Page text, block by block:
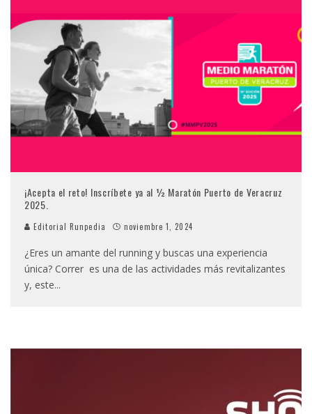
¡Acepta el reto! Inscríbete ya al ½ Maratón Puerto de Veracruz
2025.
Editorial Runpedia noviembre 1, 2024
¿Eres un amante del running y buscas una experiencia
única? Correr es una de las actividades más revitalizantes
y, este...